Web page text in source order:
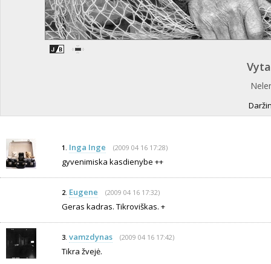
1. Inga Inge (2009 04 16 17:28)
gyvenimiska kasdienybe ++
2. Eugene (2009 04 16 17:32)
Geras kadras. Tikroviškas. +
3. vamzdynas (2009 04 16 17:42)
Tikra žvejė.